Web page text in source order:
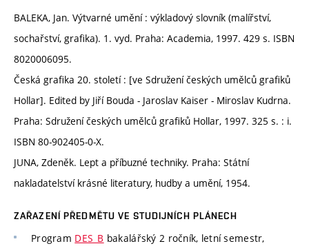
BALEKA, Jan. Výtvarné umění : výkladový slovník (malířství,
sochařství, grafika). 1. vyd. Praha: Academia, 1997. 429 s. ISBN
8020006095.
Česká grafika 20. století : [ve Sdružení českých umělců grafiků
Hollar]. Edited by Jiří Bouda - Jaroslav Kaiser - Miroslav Kudrna.
Praha: Sdružení českých umělců grafiků Hollar, 1997. 325 s. : i.
ISBN 80-902405-0-X.
JUNA, Zdeněk. Lept a příbuzné techniky. Praha: Státní
nakladatelství krásné literatury, hudby a umění, 1954.
ZAŘAZENÍ PŘEDMĚTU VE STUDIJNÍCH PLÁNECH
Program DES_B bakalářský 2 ročník, letní semestr,